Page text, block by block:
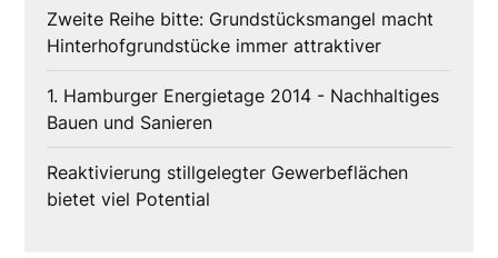
Zweite Reihe bitte: Grundstücksmangel macht
Hinterhofgrundstücke immer attraktiver
1. Hamburger Energietage 2014 - Nachhaltiges
Bauen und Sanieren
Reaktivierung stillgelegter Gewerbeflächen
bietet viel Potential